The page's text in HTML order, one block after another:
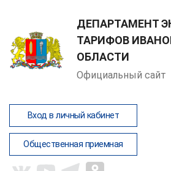
ДЕПАРТАМЕНТ
ТАРИФОВ
ОБЛАСТИ
Официальный сайт
Вход в личный кабинет
Общественная приемная